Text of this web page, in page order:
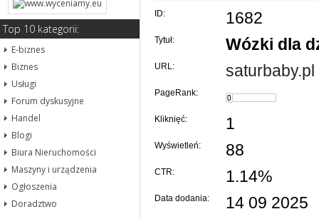
Top 10 kategorii:
E-biznes
Biznes
Usługi
Forum dyskusyjne
Handel
Blogi
Biura Nieruchomości
Maszyny i urządzenia
Ogłoszenia
Doradztwo
ID: 1682
Tytuł: Wózki dla
URL: saturbaby.pl
PageRank:
Kliknięć: 1
Wyświetleń: 88
CTR: 1.14%
Data dodania: 14 09 2025